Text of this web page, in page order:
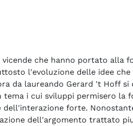
che hanno portato alla
l'evoluzione delle idee che
da laureando Gerard 't Hoff
i cui sviluppi permisero la
forte.
dell'argomento trattato